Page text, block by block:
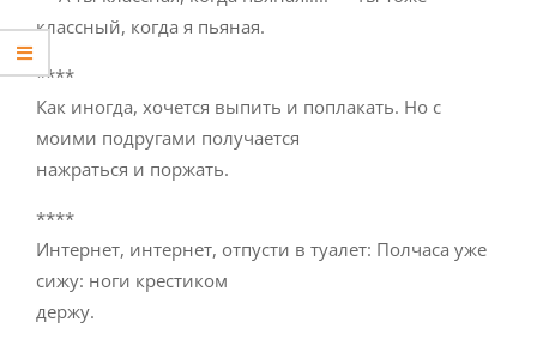
классный, когда я пьяная.
****
Как иногда, хочется выпить и поплакать. Но с
моими подругами получается
нажраться и поржать.
****
Интернет, интернет, отпусти в туалет: Полчаса уже
сижу: ноги крестиком
держу.